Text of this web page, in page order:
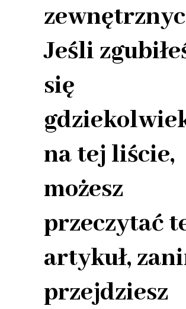
Jeśli
się
na tej liście,
możesz
przeczytać
artykuł,
przejdziesz